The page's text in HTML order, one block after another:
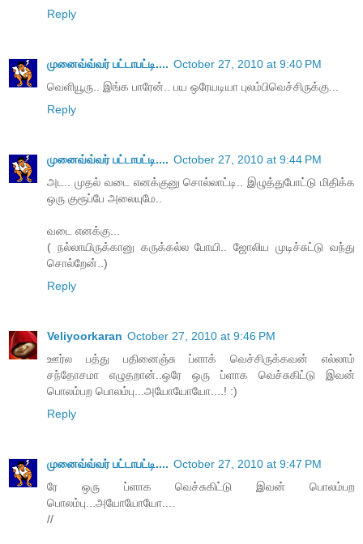
Reply
முனைவ்வ்வர் பட்டாபட்டி.... October 27, 2010 at 9:40 PM
வெளியூரு.. இங்க பாரேன்.. பய ஒரேயடியா புலம்பிவெச்சிருக்கு...
Reply
முனைவ்வ்வர் பட்டாபட்டி.... October 27, 2010 at 9:44 PM
அட.. முதல் வடை எனக்குனு சொல்லாட்டி.. இழுத்துபோட்டு மிதிக்க
ஒரு குரூப்பே அலையுமே..
வடை எனக்கு...
( நல்லாயிருக்கானு கருக்கல்ல போயி.. ஜோலிய முடிச்சுட்டு வந்து
சொல்றேன்..)
Reply
Veliyoorkaran October 27, 2010 at 9:46 PM
ஊர்ல பத்து பதினைஞ்சு ப்ளாக் வெச்சிருக்கவன் எல்லாம்
சந்தோசமா எழுதறான்..ஒரே ஒரு ப்ளாக வெச்சுகிட்டு இவன்
பொலம்பற பொலம்பு...அயோயோயோ....! :)
Reply
முனைவ்வ்வர் பட்டாபட்டி.... October 27, 2010 at 9:47 PM
ரே ஒரு ப்ளாக வெச்சுகிட்டு இவன் பொலம்பற
பொலம்பு...அயோயோயோ....
//